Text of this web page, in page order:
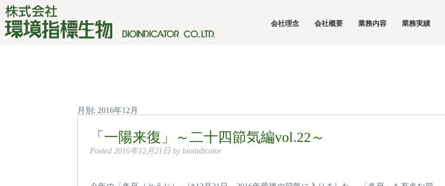
会社理念 会社概要 業務内容 業務実績
月別: 2016年12月
「一陽来復」～二十四節気編vol.22～
Posted 2016年12月21日 by bioindicator